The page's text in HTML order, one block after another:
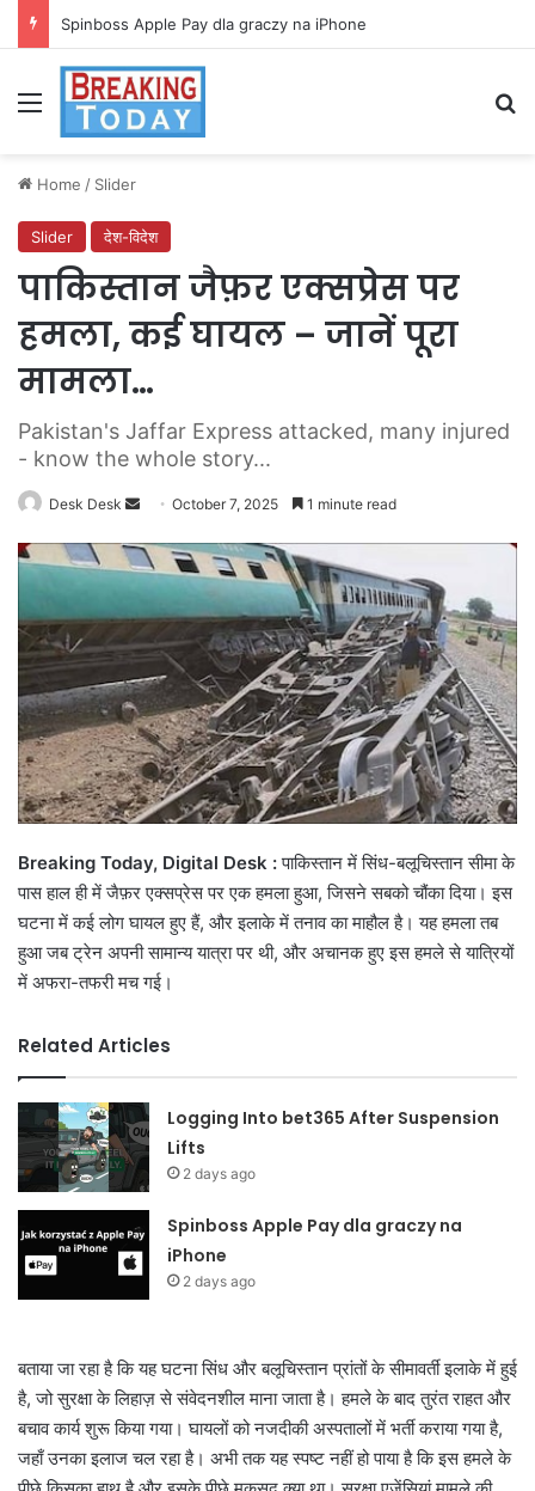
Spinboss Apple Pay dla graczy na iPhone
Menu
Home / Slider
Slider देश-विदेश
पाकिस्तान जैफ़र एक्सप्रेस पर
हमला, कई घायल – जानें पूरा
मामला…
Pakistan's Jaffar Express attacked, many injured
- know the whole story...
Desk Desk
Send
email
October 7, 2025 1 minute read
Breaking Today, Digital Desk :पाकिस्तान में सिंध-बलूचिस्तान सीमा के
पास हाल ही में जैफ़र एक्सप्रेस पर एक हमला हुआ, जिसने सबको चौंका दिया। इस
घटना में कई लोग घायल हुए हैं, और इलाके में तनाव का माहौल है। यह हमला तब
हुआ जब ट्रेन अपनी सामान्य यात्रा पर थी, और अचानक हुए इस हमले से यात्रियों
में अफरा-तफरी मच गई।
Related Articles
Logging Into bet365 After Suspension
Lifts
2 days ago
Spinboss Apple Pay dla graczy na
iPhone
2 days ago
बताया जा रहा है कि यह घटना सिंध और बलूचिस्तान प्रांतों के सीमावर्ती इलाके में हुई
है, जो सुरक्षा के लिहाज़ से संवेदनशील माना जाता है। हमले के बाद तुरंत राहत और
बचाव कार्य शुरू किया गया। घायलों को नजदीकी अस्पतालों में भर्ती कराया गया है,
जहाँ उनका इलाज चल रहा है। अभी तक यह स्पष्ट नहीं हो पाया है कि इस हमले के